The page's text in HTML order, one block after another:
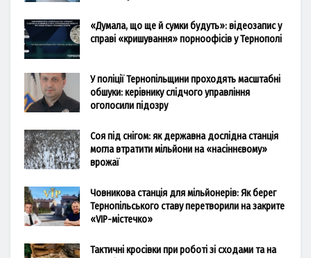
«Думала, що ще й сумки будуть»: відеозапис у
справі «кришування» порноофісів у Тернополі
У поліції Тернопільщини проходять масштабні
обшуки: керівнику слідчого управління
оголосили підозру
Соя під снігом: як державна дослідна станція
могла втратити мільйони на «насіннєвому»
врожаї
Човникова станція для мільйонерів: Як берег
Тернопільського ставу перетворили на закрите
«VIP-містечко»
Тактичні кросівки при роботі зі сходами та на